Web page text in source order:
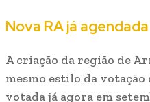
Nova RA já agendada
A criação da região de
mesmo estilo da votação
votada já agora em